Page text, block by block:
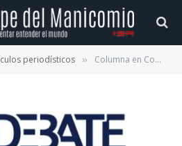
periodísticos » Columna en Con Zeta – 17 de abril de 2020